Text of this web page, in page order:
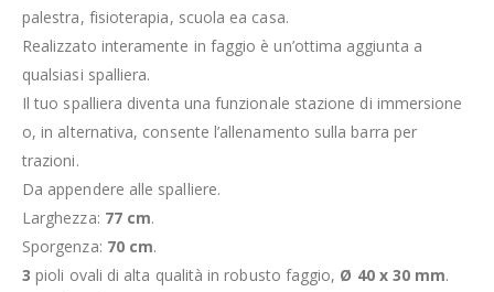
palestra, fisioterapia, scuola ea casa.
Realizzato interamente in faggio è un’ottima aggiunta a
qualsiasi spalliera.
Il tuo spalliera diventa una funzionale stazione di immersione
o, in alternativa, consente l’allenamento sulla barra per
trazioni.
Da appendere alle spalliere.
Larghezza: 77 cm.
Sporgenza: 70 cm.
3 pioli ovali di alta qualità in robusto faggio, Ø 40 x 30 mm.